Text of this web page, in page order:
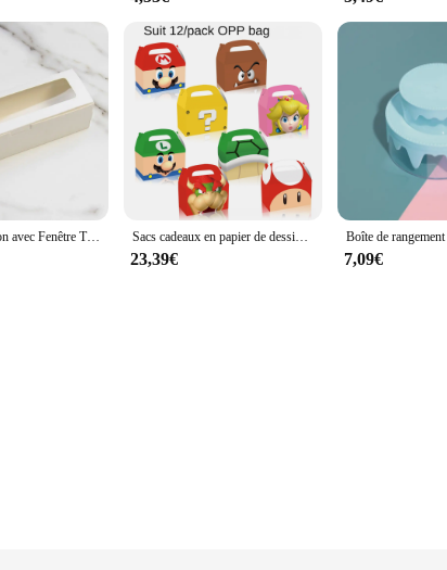
Boîtes à Macaron avec Fenêtre Transparente, Petit Récipient d'Emballage de Couleur Blanche, Chamonix, 20 Pièces Sacs cadeaux en papier de dessin animé pour bonbons, corne de taureau, emballage de bonbons, boîte à gâteaux, sacs en papier, déterminer, fête, 12 pièces
23,39€ 7,09€